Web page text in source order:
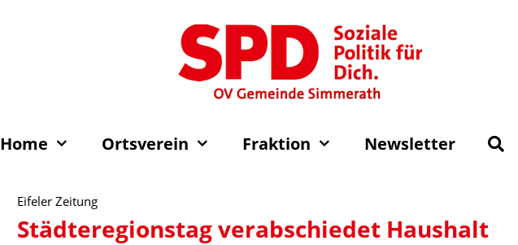
Home Ortsverein Fraktion Newsletter
Eifeler Zeitung
Städteregionstag verabschiedet Haushalt